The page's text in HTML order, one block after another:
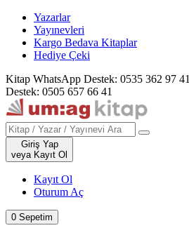
Yazarlar
Yayınevleri
Kargo Bedava Kitaplar
Hediye Çeki
Kitap WhatsApp Destek: 0535 362 97 41
Destek: 0505 657 66 41
Giriş Yap
veya Kayıt Ol
Kayıt Ol
Oturum Aç
0 Sepetim